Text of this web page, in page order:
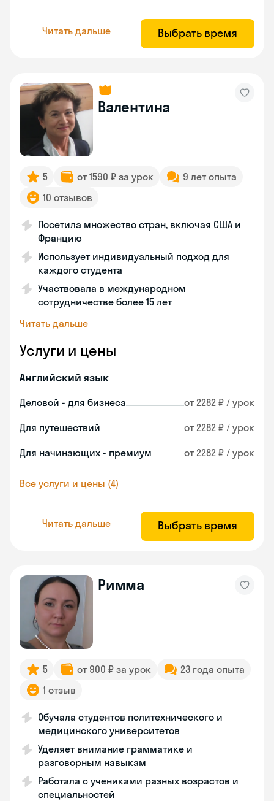
Читать дальше Выбрать время
Валентина
5 от 1590 ₽ за урок
9 лет опыта
10 отзывов
Посетила множество стран, включая США и
Францию
Использует индивидуальный подход для
каждого студента
Участвовала в международном
сотрудничестве более 15 лет
Читать дальше
Услуги и цены
Английский язык
Деловой - для бизнеса от 2282 ₽ / урок
Для путешествий от 2282 ₽ / урок
Для начинающих - премиум от 2282 ₽ / урок
Все услуги и цены (4)
Читать дальше Выбрать время
Римма
5 от 900 ₽ за урок
23 года опыта
1 отзыв
Обучала студентов политехнического и
медицинского университетов
Уделяет внимание грамматике и
разговорным навыкам
Работала с учениками разных возрастов и
специальностей